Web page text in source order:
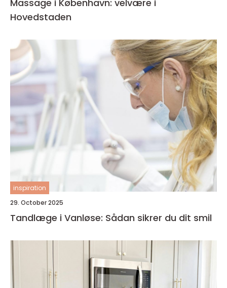
Massage i København: velvære i
Hovedstaden
inspiration
29. October 2025
Tandlæge i Vanløse: Sådan sikrer du dit smil